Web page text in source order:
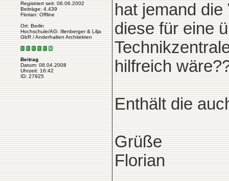
Registriert seit: 06.06.2002
Beiträge: 4.439
Florian: Offline
Ort: Berlin
Hochschule/AG: Illenberger & Lilja
GbR / Anderhalten Architekten
Beitrag
Datum: 08.04.2008
Uhrzeit: 16:42
ID: 27925
hat jemand
diese für eine
hilfreich
Enthält die
Grüße
Florian